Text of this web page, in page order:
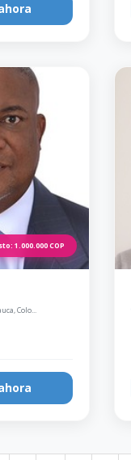
1.000.000COP
Colo...